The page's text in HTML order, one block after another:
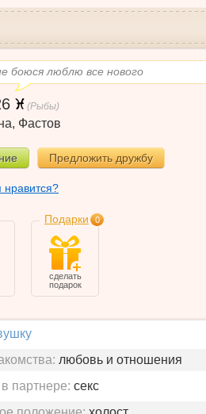
боюся люблю все нового
(Рыбы)
, Фастов
Предложить дружбу
Подарки 0
сделать
подарок
любовь и отношения
партнере: секс